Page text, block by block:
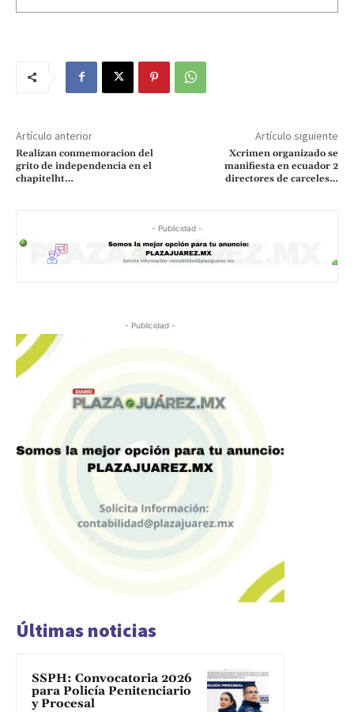
Artículo anterior
Realizan conmemoracion del
grito de independencia en el
chapitelht…
Artículo siguiente
Xcrimen organizado se
manifiesta en ecuador 2
directores de carceles…
- Publicidad -
- Publicidad -
Últimas noticias
SSPH: Convocatoria 2026
para Policía Penitenciario
y Procesal